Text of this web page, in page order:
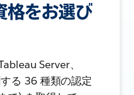
格をお選び
Server、
る 36 種類の認定